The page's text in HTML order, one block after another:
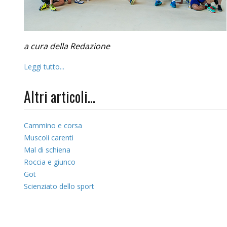
a cura della Redazione
Leggi tutto...
Altri articoli...
Cammino e corsa
Muscoli carenti
Mal di schiena
Roccia e giunco
Got
Scienziato dello sport